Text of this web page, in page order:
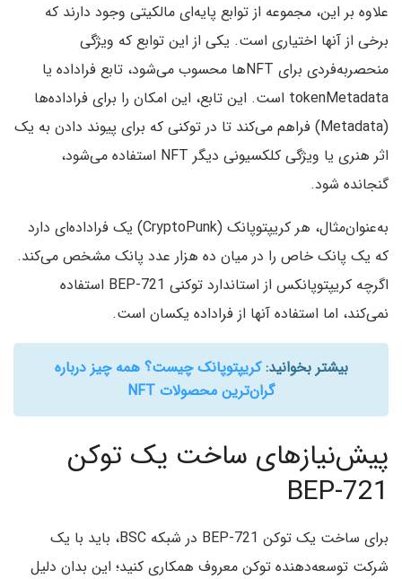
علاوه بر این، مجموعه از توابع پایه‌ای مالکیتی وجود دارند که
برخی از آنها اختیاری است. یکی از این توابع که ویژگی
منحصربه‌فردی برای NFTها محسوب می‌شود، تابع فراداده یا
tokenMetadata است. این تابع، این امکان را برای فراداده‌ها
(Metadata) فراهم می‌کند تا در توکنی که برای پیوند دادن به یک
اثر هنری یا ویژگی کلکسیونی دیگر NFT استفاده می‌شود،
گنجانده شود.
به‌عنوان‌مثال، هر کریپتوپانک (CryptoPunk) یک فراداده‌ای دارد
که یک پانک خاص را در میان ده هزار عدد پانک مشخص می‌کند.
اگرچه کریپتوپانکس از استاندارد توکنی BEP-721 استفاده
نمی‌کند، اما استفاده آنها از فراداده یکسان است.
بیشتر بخوانید:کریپتوپانک چیست؟ همه چیز درباره
گران‌ترین محصولات NFT
پیش‌نیازهای ساخت یک توکن
BEP-721
برای ساخت یک توکن BEP-721 در شبکه BSC، باید با یک
شرکت توسعه‌دهنده توکن معروف همکاری کنید؛ این بدان دلیل